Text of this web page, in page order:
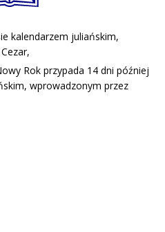
kalendarzem juliańskim,
Rok przypada 14 dni później
wprowadzonym przez